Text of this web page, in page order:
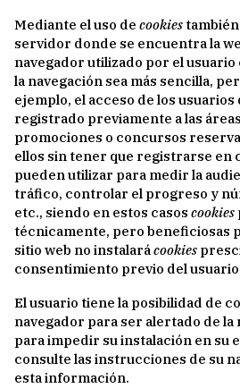
Mediante el uso de cookies
servidor donde se encuentra la
navegador utilizado por el usuario
la navegación sea más sencilla,
ejemplo, el acceso de los usuarios
registrado previamente a las
promociones o concursos
ellos sin tener que registrarse en
pueden utilizar para medir la
tráfico, controlar el progreso y
etc., siendo en estos casos cookies
técnicamente, pero beneficiosas
sitio web no instalarácookies
consentimiento previo del
El usuario tiene la posibilidad de
navegador para ser alertado de
para impedir su instalación en su
consulte las instrucciones de su
esta información.